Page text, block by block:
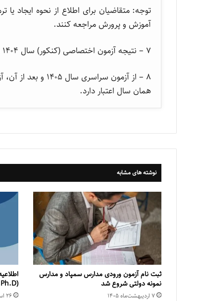
توجه: متقاضیان برای اطلاع از نحوه ایجاد
آموزش و پرورش مراجعه کنند.
۷ – نتیجه آزمون اختصاصی (کنکور) سال ۱۴۰۴ برای سال ۱۴۰۵ معتبر نیست.
۸ – از آزمون
همان سال اعتبار دارد.
نوشته های مشابه
ثبت نام آزمون ورودی مدارس سمپاد و مدارس
نمونه دولتی شروع شد
۷ اردیبهشت‌ماه ۱۴۰۵
(Ph.D.) سال ۱۴۰۵
۲۶ اسفند‌ماه ۱۴۰۴